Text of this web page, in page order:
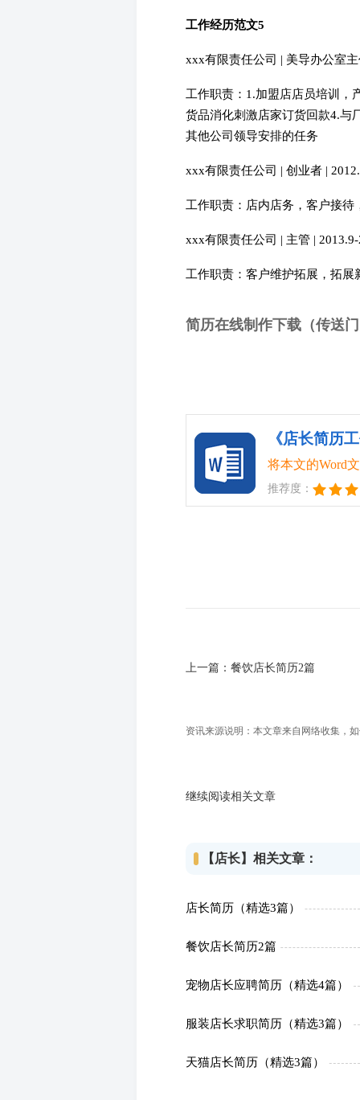
工作经历范文5
xxx有限责任公司 | 美导办公室
工作职责：1.加盟店店员培训，
货品消化刺激店家订货回款4.与
其他公司领导安排的任务
xxx有限责任公司 | 创业者 |
工作职责：店内店务，客户接
xxx有限责任公司 | 主管 |
工作职责：客户维护拓展，拓
简历在线制作下载（传送
将本文的Word
推荐度：
上一篇： 餐饮店长简历2篇
资讯来源说明：本文章来自网络收集，
继续阅读相关文章
【店长】相关文章：
店长简历（精选3篇）
餐饮店长简历2篇
宠物店长应聘简历（精选4篇）
服装店长求职简历（精选3篇）
天猫店长简历（精选3篇）